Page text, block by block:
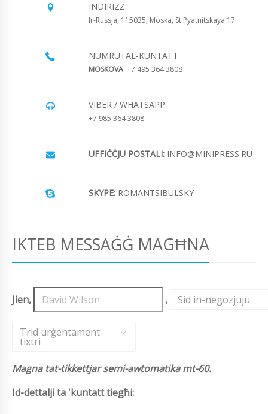
INDIRIZZ
Ir-Russja, 115035, Moska, St Pyatnitskaya 17
NUMRUTAL-KUNTATT
MOSKOVA: +7 495 364 3808
VIBER / WHATSAPP
+7 985 364 3808
UFFIĊĊJU POSTALI: INFO@MINIPRESS.RU
SKYPE: ROMANTSIBULSKY
IKTEB MESSAĠĠ MAGĦNA
Jien, , Sid in-negozjuju
,
Trid urġentament
tixtri
Magna tat-tikkettjar semi-awtomatika mt-60.
Id-dettalji ta 'kuntatt tiegħi: